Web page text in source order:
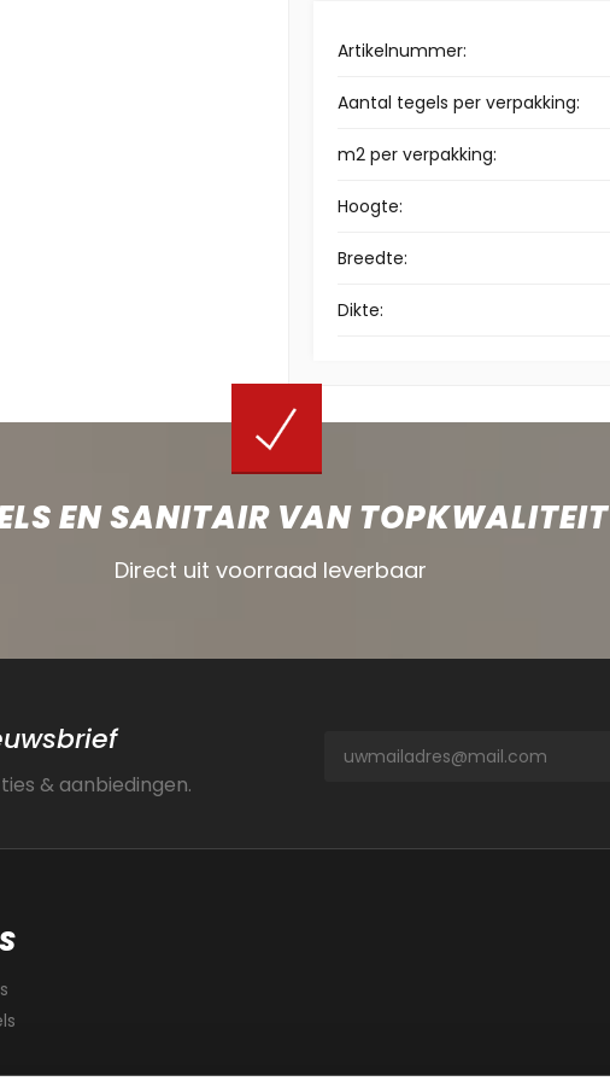
Artikelnummer:
Aantal tegels per verpakking:
m2 per verpakking:
Hoogte:
Breedte:
Dikte:
EN SANITAIR VAN TOPKWALITEIT
Direct uit voorraad leverbaar
& aanbiedingen.